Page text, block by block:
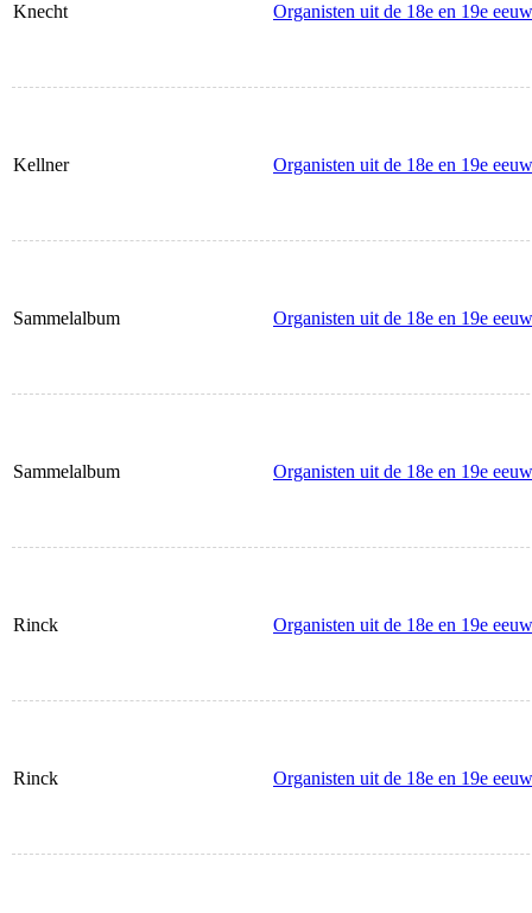
Knecht Organisten uit de 18e en 19e
Kellner Organisten uit de 18e en 19e
Sammelalbum Organisten uit de 18e en 19e
Sammelalbum Organisten uit de 18e en 19e
Rinck Organisten uit de 18e en 19e
Rinck Organisten uit de 18e en 19e